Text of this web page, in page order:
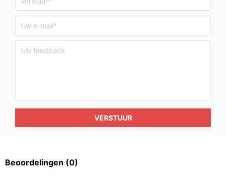
VERSTUUR
Beoordelingen (0)